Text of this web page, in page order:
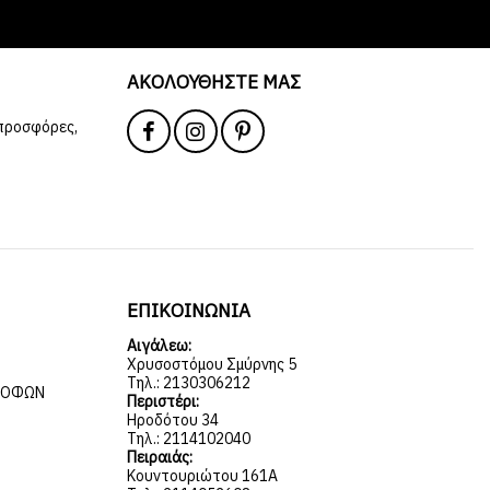
ΑΚΟΛΟΥΘΉΣΤΕ ΜΑΣ
ΕΠΙΚΟΙΝΩΝΙΑ
Αιγάλεω:
Χρυσοστόμου Σμύρνης 5
Τηλ.: 2130306212
Περιστέρι:
Ηροδότου 34
Τηλ.: 2114102040
Πειραιάς:
Κουντουριώτου 161Α